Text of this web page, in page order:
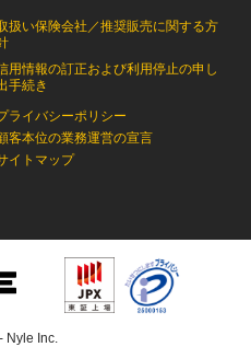
扱い保険会社／推奨販売に関する方
用情報の訂正および利用停止の申し
手続き
ライバシーポリシー
客本位の業務運営の宣言
イトマップ
Nyle Inc.